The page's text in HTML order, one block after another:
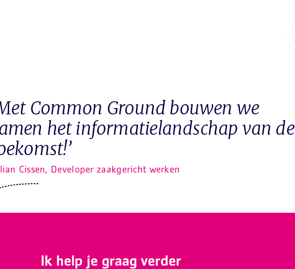
Common Ground bouwen we
het informatielandschap van de
Cissen, Developer zaakgericht werken
Ik help je graag verder